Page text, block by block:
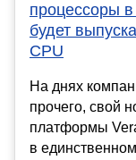
процессоры
будет
CPU
На днях
прочего, свой
платформы
в